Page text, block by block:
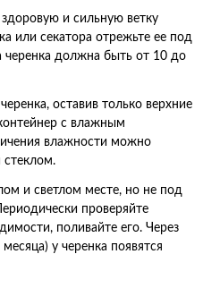
и сильную ветку
или секатора отрежьте ее под
черенка должна быть от 10 до
оставив только верхние
с влажным
влажности можно
стеклом.
и светлом месте, но не под
проверяйте
поливайте его. Через
у черенка появятся